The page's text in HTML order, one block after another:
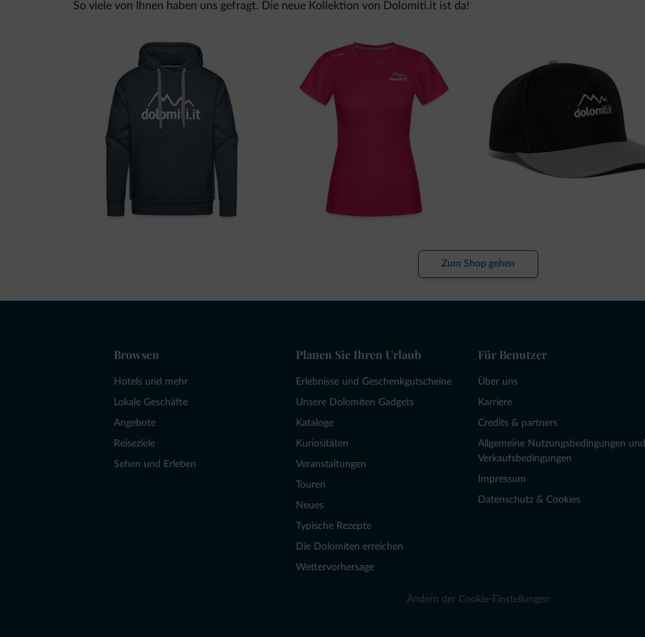
So viele von Ihnen haben uns gefragt. Die neue Kollektion von Dolomiti.it ist da!
Zum Shop gehen
Browsen
Hotels und mehr
Lokale Geschäfte
Angebote
Reiseziele
Sehen und Erleben
Planen Sie Ihren Urlaub
Erlebnisse und Geschenkgutscheine
Unsere Dolomiten Gadgets
Kataloge
Kuriositäten
Veranstaltungen
Touren
Neues
Typische Rezepte
Die Dolomiten erreichen
Wettervorhersage
Für Benutzer
Über uns
Karriere
Credits & partners
Allgemeine Nutzungsbedingungen und
Verkaufsbedingungen
Impressum
Datenschutz & Cookies
Ändern der Cookie-Einstellungen